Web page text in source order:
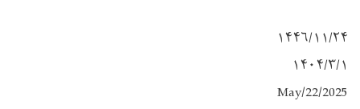
١۴۴۶/۱۱/۲۴
۱۴۰۴/۳/۱
2025/May/22